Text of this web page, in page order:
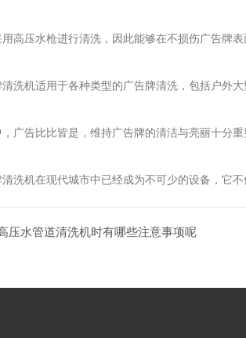
压水枪进行清洗，因此能够在不损伤广告牌表
机适用于各种类型的广告牌清洗，包括户外大
告比比皆是，维持广告牌的清洁与亮丽十分重
机在现代城市中已经成为不可少的设备，它不
压水管道清洗机时有哪些注意事项呢